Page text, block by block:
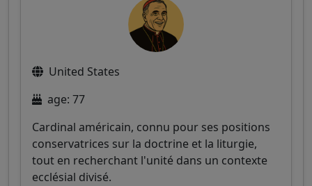
United States
age: 77
Cardinal américain, connu pour ses positions
conservatrices sur la doctrine et la liturgie,
tout en recherchant l'unité dans un contexte
ecclésial divisé.